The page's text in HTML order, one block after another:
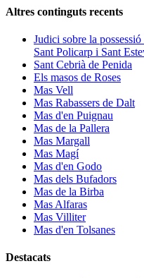
Altres continguts recents
Judici sobre la
Sant Policarp i Sant
Sant Cebrià de Penida
Els masos de Roses
Mas Vell
Mas Rabassers de Dalt
Mas d'en Puignau
Mas de la Pallera
Mas Margall
Mas Magí
Mas d'en Godo
Mas dels Bufadors
Mas de la Birba
Mas Alfaras
Mas Villiter
Mas d'en Tolsanes
Destacats